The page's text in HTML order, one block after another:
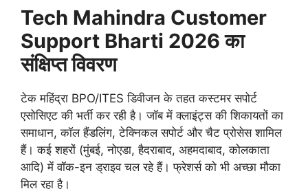
Tech Mahindra Customer
Support Bharti 2026 का
संक्षिप्त विवरण
टेक महिंद्रा BPO/ITES डिवीजन के तहत कस्टमर सपोर्ट
एसोसिएट की भर्ती कर रही है। जॉब में क्लाइंट्स की शिकायतों का
समाधान, कॉल हैंडलिंग, टेक्निकल सपोर्ट और चैट प्रोसेस शामिल
हैं। कई शहरों (मुंबई, नोएडा, हैदराबाद, अहमदाबाद, कोलकाता
आदि) में वॉक-इन ड्राइव चल रहे हैं। फ्रेशर्स को भी अच्छा मौका
मिल रहा है।